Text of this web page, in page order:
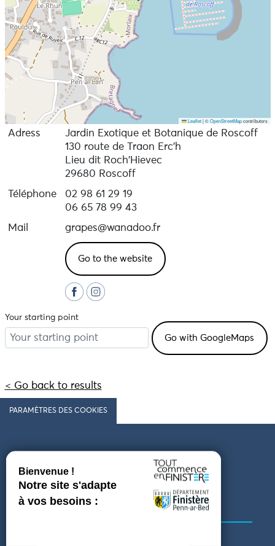
Leaflet |©OpenStreetMapcontributors
Adress
Jardin Exotique et Botanique de Roscoff
130 route de Traon Erc'h
Lieu dit Roch'Hievec
29680 Roscoff
Téléphone
02 98 61 29 19
06 65 78 99 43
Mail
grapes@wanadoo.fr
Go to the website
Your starting point
< Go back to results
PARAMÈTRES DES COOKIES
Follow us